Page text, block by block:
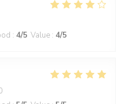
: 4/5 Value : 4/5